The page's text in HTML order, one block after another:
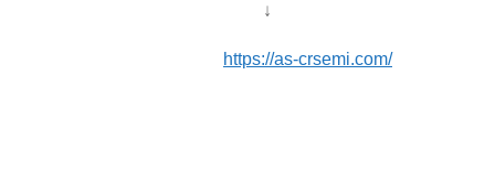
↓
https://as-crsemi.com/